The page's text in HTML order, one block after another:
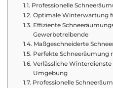
Professionelle
Optimale Winterwartung
Effiziente
Gewerbetreibende
Maßgeschneiderte
Perfekte Schneeräumung
Verlässliche
Umgebung
Professionelle